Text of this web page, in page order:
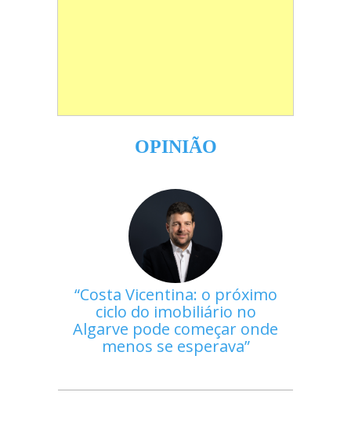
OPINIÃO
Costa Vicentina: o próximo
ciclo do imobiliário no
Algarve pode começar onde
menos se esperava